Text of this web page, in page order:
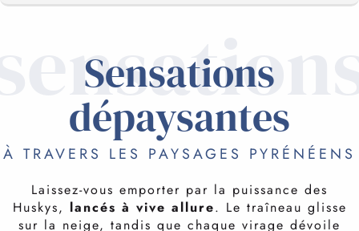
DANS LA PEAU D’UN MUSHER
ACTIVITÉS LIÉES
Sensations
dépaysantes
À TRAVERS LES PAYSAGES PYRÉNÉENS
Laissez-vous emporter par la puissance des
Huskys, lancés à vive allure. Le traîneau glisse
sur la neige, tandis que chaque virage dévoile
POUR PETITS ET GRANDS